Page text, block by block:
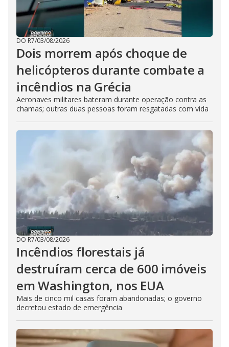
DO R7/03/08/2026
Dois morrem após choque de
helicópteros durante combate a
incêndios na Grécia
Aeronaves militares bateram durante operação contra as
chamas; outras duas pessoas foram resgatadas com vida
DO R7/03/08/2026
Incêndios florestais já
destruíram cerca de 600 imóveis
em Washington, nos EUA
Mais de cinco mil casas foram abandonadas; o governo
decretou estado de emergência